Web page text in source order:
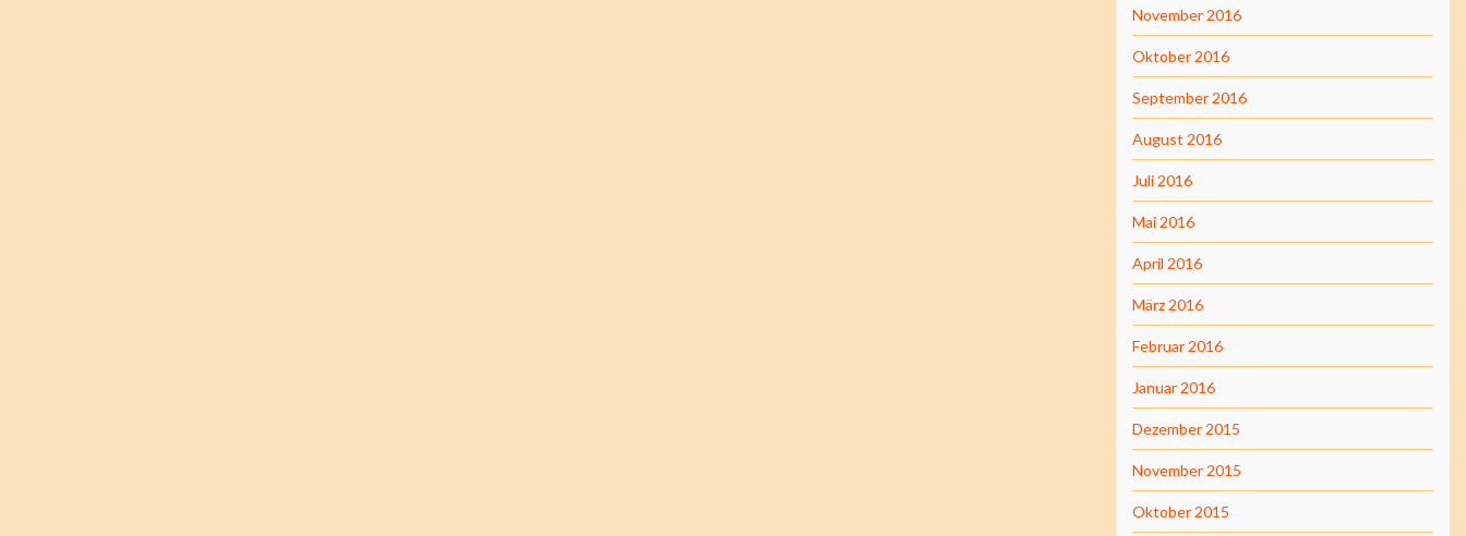
November 2016
Oktober 2016
September 2016
August 2016
Juli 2016
Mai 2016
April 2016
März 2016
Februar 2016
Januar 2016
Dezember 2015
November 2015
Oktober 2015